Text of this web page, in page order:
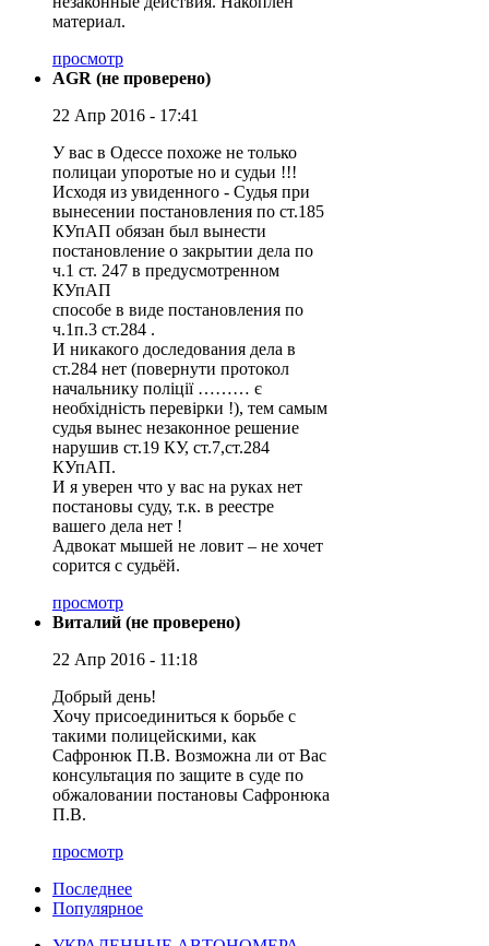
материал.
просмотр
AGR (не проверено)
22 Апр 2016 - 17:41
У вас в Одессе похоже не только
полицаи упоротые но и судьи !!!
Исходя из увиденного - Судья при
вынесении постановления по ст.185
КУпАП обязан был вынести
постановление о закрытии дела по
ч.1 ст. 247 в предусмотренном
КУпАП
способе в виде постановления по
ч.1п.3 ст.284 .
И никакого доследования дела в
ст.284 нет (повернути протокол
начальнику поліції ……… є
необхідність перевірки !), тем самым
судья вынес незаконное решение
нарушив ст.19 КУ, ст.7,ст.284
КУпАП.
И я уверен что у вас на руках нет
постановы суду, т.к. в реестре
вашего дела нет !
Адвокат мышей не ловит – не хочет
сорится с судьёй.
просмотр
Виталий (не проверено)
22 Апр 2016 - 11:18
Добрый день!
Хочу присоединиться к борьбе с
такими полицейскими, как
Сафронюк П.В. Возможна ли от Вас
консультация по защите в суде по
обжаловании постановы Сафронюка
П.В.
просмотр
Последнее
Популярное